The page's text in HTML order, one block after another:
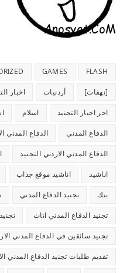
FLASH
GAMES
[نهفات] أردنيات اخبار
اخر اخبار التجنيد اسلام
الدفاع المدني الدفاع المدني
الدفاع المدني الاردني التجنيد
اناشيد اناشيد موقع جذاب
بنك تجنيد الدفاع المدني
تجنيد الدفاع المدني اناث
تجنيد سائقين في الدفاع المدني
تقديم طلبات تجنيد الدفاع المدني